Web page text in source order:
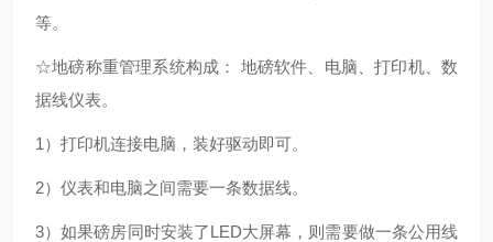
等。
☆地磅称重管理系统构成： 地磅软件、电脑、打印机、数
据线仪表。
1）打印机连接电脑，装好驱动即可。
2）仪表和电脑之间需要一条数据线。
3）如果磅房同时安装了LED大屏幕，则需要做一条公用线